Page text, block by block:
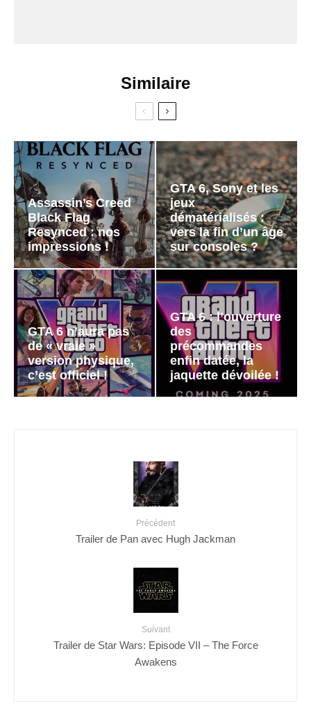
Similaire
Assassin’s Creed
Black Flag
Resynced : nos
impressions !
GTA 6, Sony et les
jeux
dématérialisés :
vers la fin d’un âge
sur consoles ?
GTA 6 n’aura pas
de « vraie »
version physique,
c’est officiel !
GTA 6 : l’ouverture
des
précommandes
enfin datée, la
jaquette dévoilée !
Précédent
Trailer de Pan avec Hugh Jackman
Suivant
Trailer de Star Wars: Episode VII – The Force
Awakens